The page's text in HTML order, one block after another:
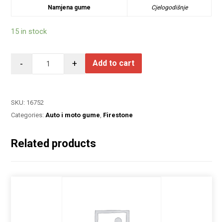
Namjena gume Cjelogodišnje
15 in stock
- + Add to cart
SKU: 16752
Categories:Auto i moto gume, Firestone
Related products